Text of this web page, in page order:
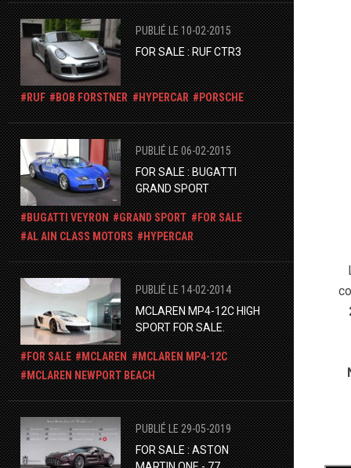
PUBLIÉ LE 10-02-2015
FOR SALE : RUF CTR3
RUF BOB FORSTNER HYPERCAR PORSCHE
PUBLIÉ LE 06-02-2015
FOR SALE : BUGATTI
GRAND SPORT
BUGATTI VEYRON GRAND SPORT
FOR SALE
AL AIN CLASS MOTORS
HYPERCAR
PUBLIÉ LE 14-02-2014
MCLAREN MP4-12C HIGH
SPORT FOR SALE.
FOR SALE MCLAREN
MCLAREN MP4-12C
MCLAREN NEWPORT BEACH
PUBLIÉ LE 29-05-2019
FOR SALE : ASTON